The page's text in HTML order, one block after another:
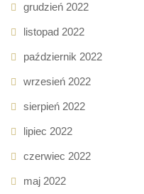
grudzień 2022
listopad 2022
październik 2022
wrzesień 2022
sierpień 2022
lipiec 2022
czerwiec 2022
maj 2022